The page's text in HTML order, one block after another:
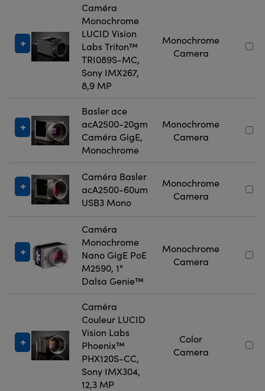
Caméra
Monochrome
LUCID Vision
Labs Triton™
TRI089S-MC,
Sony IMX267,
8,9 MP
Monochrome
Camera
Basler ace
acA2500-20gm
Caméra GigE,
Monochrome
Monochrome
Camera
Caméra Basler
acA2500-60um
USB3 Mono
Monochrome
Camera
Caméra
Monochrome
Nano GigE PoE
M2590, 1"
Dalsa Genie™
Monochrome
Camera
Caméra
Couleur LUCID
Vision Labs
Phoenix™
PHX120S-CC,
Sony IMX304,
12,3 MP
Color
Camera